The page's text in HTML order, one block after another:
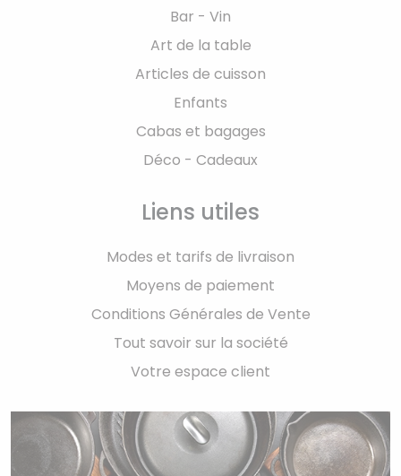
Bar - Vin
Art de la table
Articles de cuisson
Enfants
Cabas et bagages
Déco - Cadeaux
Liens utiles
Modes et tarifs de livraison
Moyens de paiement
Conditions Générales de Vente
Tout savoir sur la société
Votre espace client